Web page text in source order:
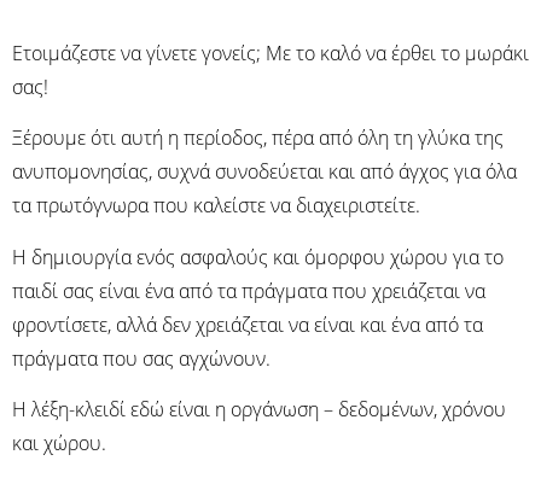
Ετοιμάζεστε να γίνετε γονείς; Με το καλό να έρθει το μωράκι
σας!
Ξέρουμε ότι αυτή η περίοδος, πέρα από όλη τη γλύκα της
ανυπομονησίας, συχνά συνοδεύεται και από άγχος για όλα
τα πρωτόγνωρα που καλείστε να διαχειριστείτε.
Η δημιουργία ενός ασφαλούς και όμορφου χώρου για το
παιδί σας είναι ένα από τα πράγματα που χρειάζεται να
φροντίσετε, αλλά δεν χρειάζεται να είναι και ένα από τα
πράγματα που σας αγχώνουν.
Η λέξη-κλειδί εδώ είναι η οργάνωση – δεδομένων, χρόνου
και χώρου.